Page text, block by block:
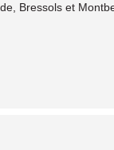
Bressols et